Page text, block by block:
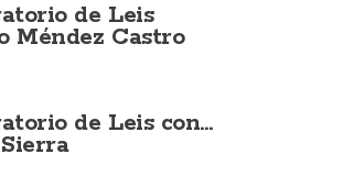
de Leis
Méndez Castro
de Leis con...